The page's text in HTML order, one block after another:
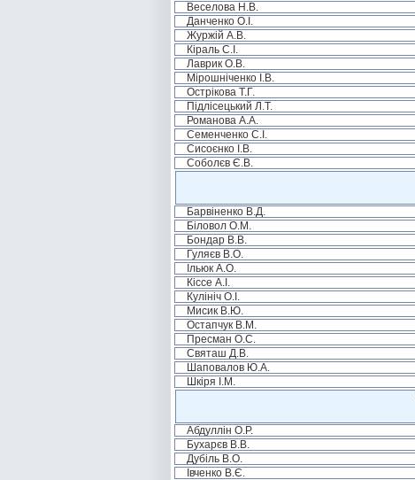
Веселова Н.В.
Данченко О.І.
Журжій А.В.
Кіраль С.І.
Лаврик О.В.
Мірошніченко І.В.
Острікова Т.Г.
Підлісецький Л.Т.
Романова А.А.
Семенченко С.І.
Сисоєнко І.В.
Соболєв Є.В.
Барвіненко В.Д.
Біловол О.М.
Бондар В.В.
Гуляєв В.О.
Ільюк А.О.
Кіссе А.І.
Кулініч О.І.
Мисик В.Ю.
Остапчук В.М.
Пресман О.С.
Святаш Д.В.
Шаповалов Ю.А.
Шкіря І.М.
Абдуллін О.Р.
Бухарєв В.В.
Дубіль В.О.
Івченко В.Є.